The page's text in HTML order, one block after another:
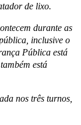
de lixo.
durante as
inclusive o
Pública está
está
nos três turnos,